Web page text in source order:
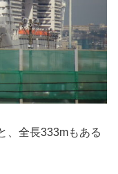
、全長333mもある